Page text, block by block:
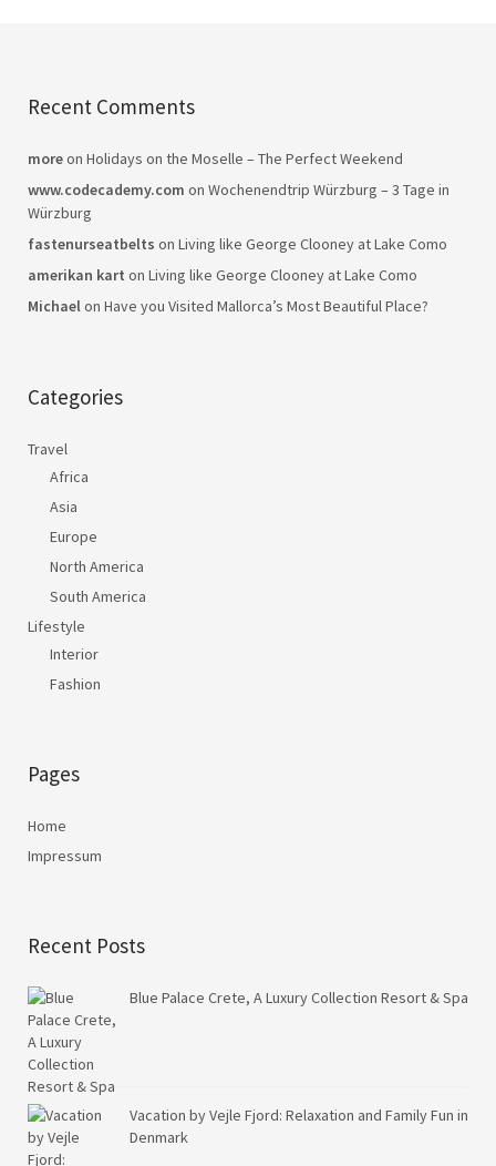
Recent Comments
moreon Holidays on the Moselle – The Perfect Weekend
www.codecademy.com on Wochenendtrip Würzburg – 3 Tage in
Würzburg
fastenurseatbelts on Living like George Clooney at Lake Como
amerikan kart on Living like George Clooney at Lake Como
Michaelon Have you Visited Mallorca’s Most Beautiful Place?
Categories
Travel
Africa
Asia
Europe
North America
South America
Lifestyle
Interior
Fashion
Pages
Home
Impressum
Recent Posts
Blue Palace Crete, A Luxury Collection Resort & Spa
Vacation by Vejle Fjord: Relaxation and Family Fun in
Denmark